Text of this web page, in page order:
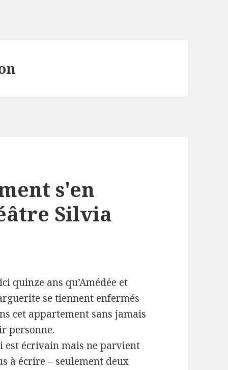
s'en
Silvia
quinze ans qu’Amédée et
se tiennent enfermés
cet appartement sans jamais
personne.
est écrivain mais ne parvient
à écrire – seulement deux